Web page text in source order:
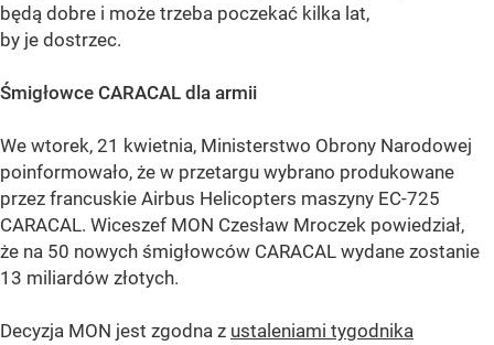
będą dobre i może trzeba poczekać kilka lat,
by je dostrzec.
Śmigłowce CARACAL dla armii
We wtorek, 21 kwietnia, Ministerstwo Obrony Narodowej
poinformowało, że w przetargu wybrano produkowane
przez francuskie Airbus Helicopters maszyny EC-725
CARACAL. Wiceszef MON Czesław Mroczek powiedział,
że na 50 nowych śmigłowców CARACAL wydane zostanie
13 miliardów złotych.
Decyzja MON jest zgodna z ustaleniami tygodnika